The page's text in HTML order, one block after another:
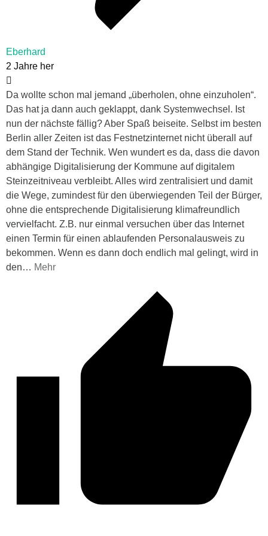
Eberhard
2 Jahre her
Da wollte schon mal jemand „überholen, ohne einzuholen“.
Das hat ja dann auch geklappt, dank Systemwechsel. Ist
nun der nächste fällig? Aber Spaß beiseite. Selbst im besten
Berlin aller Zeiten ist das Festnetzinternet nicht überall auf
dem Stand der Technik. Wen wundert es da, dass die davon
abhängige Digitalisierung der Kommune auf digitalem
Steinzeitniveau verbleibt. Alles wird zentralisiert und damit
die Wege, zumindest für den überwiegenden Teil der Bürger,
ohne die entsprechende Digitalisierung klimafreundlich
vervielfacht. Z.B. nur einmal versuchen über das Internet
einen Termin für einen ablaufenden Personalausweis zu
bekommen. Wenn es dann doch endlich mal gelingt, wird in
den… Mehr